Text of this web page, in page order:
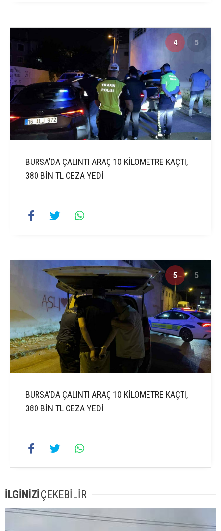
4 5
BURSA’DA ÇALINTI ARAÇ 10 KİLOMETRE KAÇTI,
380 BİN TL CEZA YEDİ
5 5
BURSA’DA ÇALINTI ARAÇ 10 KİLOMETRE KAÇTI,
380 BİN TL CEZA YEDİ
İLGİNİZİÇEKEBİLİR